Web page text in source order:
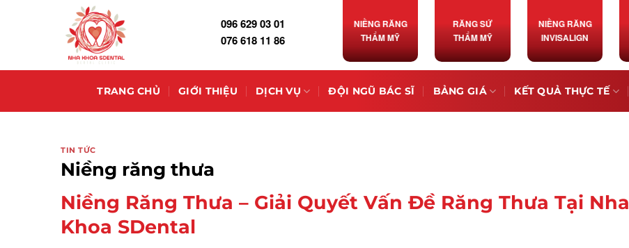
096 629 03 01
076 618 11 86
NIỀNG RĂNG
THẨM MỸ
RĂNG SỨ
THẨM MỸ
NIỀNG RĂNG
INVISALIGN
TRANG CHỦ GIỚI THIỆU DỊCH VỤ ĐỘI NGŨ BÁC SĨ BẢNG GIÁ KẾT QUẢ THỰC TẾ
TIN TỨC
Niềng răng thưa
Niềng Răng Thưa – Giải Quyết Vấn Đề Răng Thưa Tại Nha
Khoa SDental